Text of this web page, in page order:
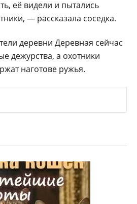
её видели и пытались
— рассказала соседка.
деревни Деревная сейчас
дежурства, а охотники
наготове ружья.